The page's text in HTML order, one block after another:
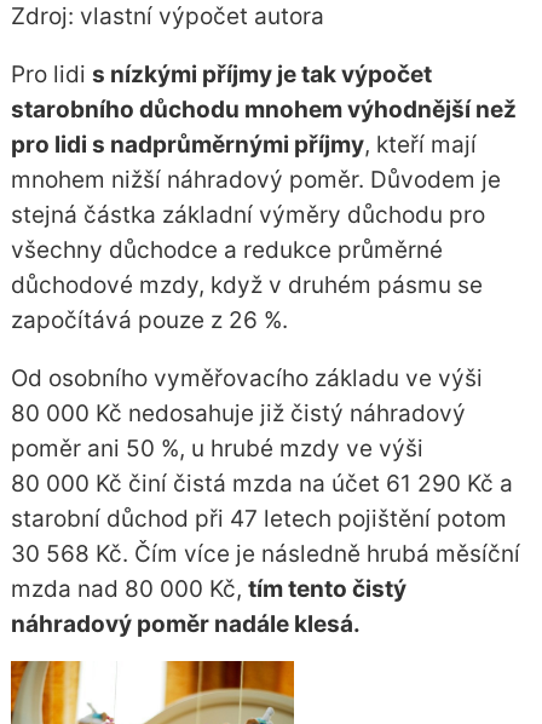
Zdroj: vlastní výpočet autora
Pro lidi s nízkými příjmy je tak výpočet
starobního důchodu mnohem výhodnější než
pro lidi s nadprůměrnými příjmy, kteří mají
mnohem nižší náhradový poměr. Důvodem je
stejná částka základní výměry důchodu pro
všechny důchodce a redukce průměrné
důchodové mzdy, když v druhém pásmu se
započítává pouze z 26 %.
Od osobního vyměřovacího základu ve výši
80 000 Kč nedosahuje již čistý náhradový
poměr ani 50 %, u hrubé mzdy ve výši
80 000 Kč činí čistá mzda na účet 61 290 Kč a
starobní důchod při 47 letech pojištění potom
30 568 Kč. Čím více je následně hrubá měsíční
mzda nad 80 000 Kč, tím tento čistý
náhradový poměr nadále klesá.